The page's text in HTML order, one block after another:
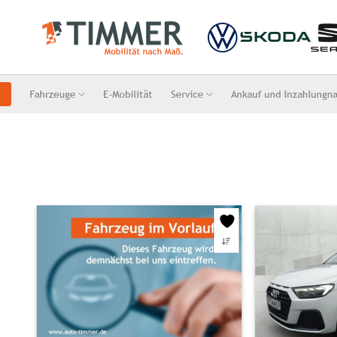
Fahrzeuge E-Mobilität Service Ankauf und